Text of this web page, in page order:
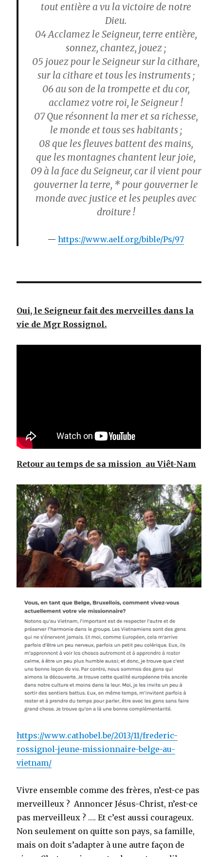
tout entière a vu la victoire de notre
Dieu.
04 Acclamez le Seigneur, terre entière,
sonnez, chantez, jouez ;
05 jouez pour le Seigneur sur la cithare,
sur la cithare et tous les instruments ;
06 au son de la trompette et du cor,
acclamez votre roi, le Seigneur !
07 Que résonnent la mer et sa richesse,
le monde et tous ses habitants ;
08 que les fleuves battent des mains,
que les montagnes chantent leur joie,
09 à la face du Seigneur, car il vient pour
gouverner la terre, * pour gouverner le
monde avec justice et les peuples avec
droiture !
https://www.aelf.org/bible/Ps/97
Oui, le Seigneur fait des merveilles dans la
vie de Mgr Rossignol.
Retour au temps de sa mission au Viêt-Nam
https://www.cathobel.be/2013/11/frederic-
rossignol-jeune-missionnaire-belge-au-
vietnam/
Vivre ensemble comme des frères, n’est-ce pas
merveilleux ? Annoncer Jésus-Christ, n’est-ce
pas merveilleux ? …. Et c’est aussi courageux.
Non seulement on quitte son pays, sa famille,
mais on doit s’adapter à une autre façon de